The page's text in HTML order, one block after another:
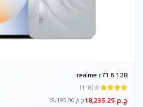
realme c71 6 128
(118)
18,235.25 ج.م 19,195.00 ج.م